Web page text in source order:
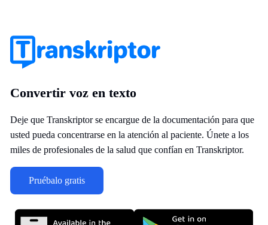
Convertir voz en texto
Deje que Transkriptor se encargue de la documentación para que
usted pueda concentrarse en la atención al paciente. Únete a los
miles de profesionales de la salud que confían en Transkriptor.
Pruébalo gratis